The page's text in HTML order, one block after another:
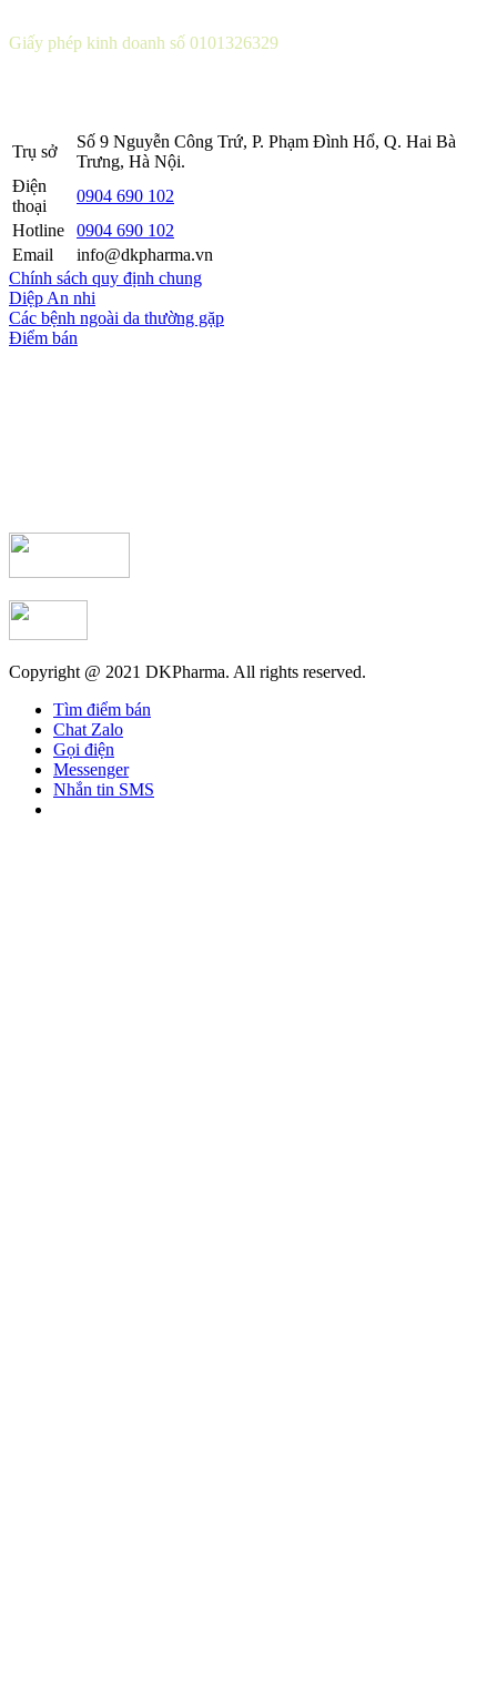
Giấy phép kinh doanh số 0101326329
Trụ sở
Số 9 Nguyễn Công Trứ, P. Phạm Đình Hổ, Q. Hai Bà
Trưng, Hà Nội.
Điện
thoại
0904 690 102
Hotline
0904 690 102
Email
info@dkpharma.vn
Chính sách quy định chung
Diệp An nhi
Các bệnh ngoài da thường gặp
Điểm bán
Copyright @ 2021 DKPharma. All rights reserved.
Tìm điểm bán
Chat Zalo
Gọi điện
Messenger
Nhắn tin SMS